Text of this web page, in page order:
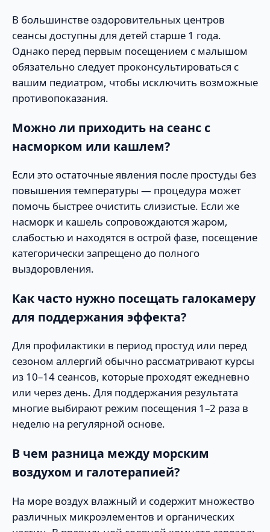
В большинстве оздоровительных центров
сеансы доступны для детей старше 1 года.
Однако перед первым посещением с малышом
обязательно следует проконсультироваться с
вашим педиатром, чтобы исключить возможные
противопоказания.
Можно ли приходить на сеанс с
насморком или кашлем?
Если это остаточные явления после простуды без
повышения температуры — процедура может
помочь быстрее очистить слизистые. Если же
насморк и кашель сопровождаются жаром,
слабостью и находятся в острой фазе, посещение
категорически запрещено до полного
выздоровления.
Как часто нужно посещать галокамеру
для поддержания эффекта?
Для профилактики в период простуд или перед
сезоном аллергий обычно рассматривают курсы
из 10–14 сеансов, которые проходят ежедневно
или через день. Для поддержания результата
многие выбирают режим посещения 1–2 раза в
неделю на регулярной основе.
В чем разница между морским
воздухом и галотерапией?
На море воздух влажный и содержит множество
различных микроэлементов и органических